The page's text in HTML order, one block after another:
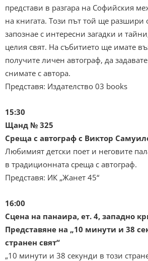
представи в разгара на Софийския
на книгата. Този път той ще разшири
запознае с интересни загадки и
целия свят. На събитието ще имате
получите личен автограф, да
снимате с автора.
Представя: Издателство 03 books
15:30
Щанд № 325
Среща с автограф с Виктор
Любимият детски поет и неговите
в традиционната среща с автограф.
Представя: ИК „Жанет 45“
16:00
Сцена на панаира, ет. 4, западно
Представяне на „10 минути и 38
странен свят“
„10 минути и 38 секунди в този